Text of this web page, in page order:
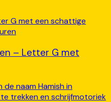
– Letter G met